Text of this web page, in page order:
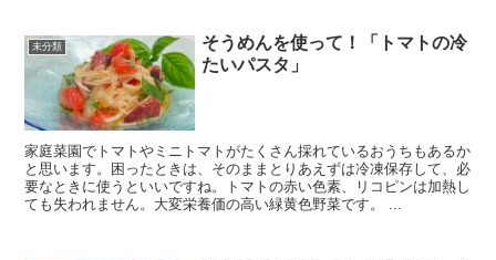
未分類
そうめんを使って！「トマトの冷
たいパスタ」
家庭菜園でトマトやミニトマトがたくさん採れているおうちもあるか
と思います。困ったときは、そのままとりあえずは冷凍保存して、必
要なときに使うといいですね。トマトの赤い色素、リコピンは加熱し
ても失われません。大変栄養価の高い緑黄色野菜です。 ...